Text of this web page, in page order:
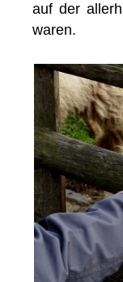
auf der
waren.